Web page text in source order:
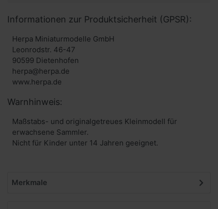
Informationen zur Produktsicherheit (GPSR):
Herpa Miniaturmodelle GmbH
Leonrodstr. 46-47
90599 Dietenhofen
herpa@herpa.de
www.herpa.de
Warnhinweis:
Maßstabs- und originalgetreues Kleinmodell für
erwachsene Sammler.
Nicht für Kinder unter 14 Jahren geeignet.
Merkmale